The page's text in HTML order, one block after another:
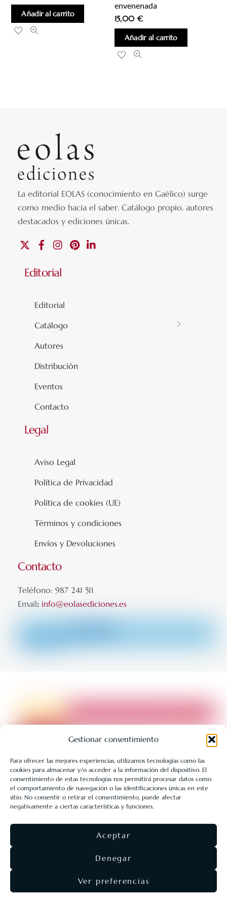
Gestionar consentimiento
Para ofrecer las mejores experiencias, utilizamos tecnologías como las
cookies para almacenar y/o acceder a la información del dispositivo. El
consentimiento de estas tecnologías nos permitirá procesar datos como
el comportamiento de navegación o las identificaciones únicas en este
sitio. No consentir o retirar el consentimiento, puede afectar
negativamente a ciertas características y funciones.
Aceptar
Denegar
Ver preferencias
Añadir al carrito
envenenada
15,00 €
Añadir al carrito
La editorial EOLAS (conocimiento en Gaélico) surge
como medio hacia el saber.Catálogo propio, autores
destacados y ediciones únicas.
FacebookInstagramPinterest
Editorial
Editorial
Catálogo
Autores
Distribución
Eventos
Contacto
Legal
Aviso Legal
Política de Privacidad
Política de cookies (UE)
Términos y condiciones
Envíos y Devoluciones
Contacto
Teléfono: 987 241 511
Email: info@eolasediciones.es
LIBRERÍA UNIVERSITARIA LEÓN 1980 SLL ha sido beneficiaria
de Fondos Europeos, cuyo objetivo es la mejora de la
competitividad de las PYMES, y gracias al cual ha puesto en
marcha un Plan de Acción con el objetivo de reforzar la
digitalización y la competitividad de las pymes durante el año
2025. Para ello ha contado con el apoyo del Programa Pyme
Digital de la Cámara de Comercio de León.